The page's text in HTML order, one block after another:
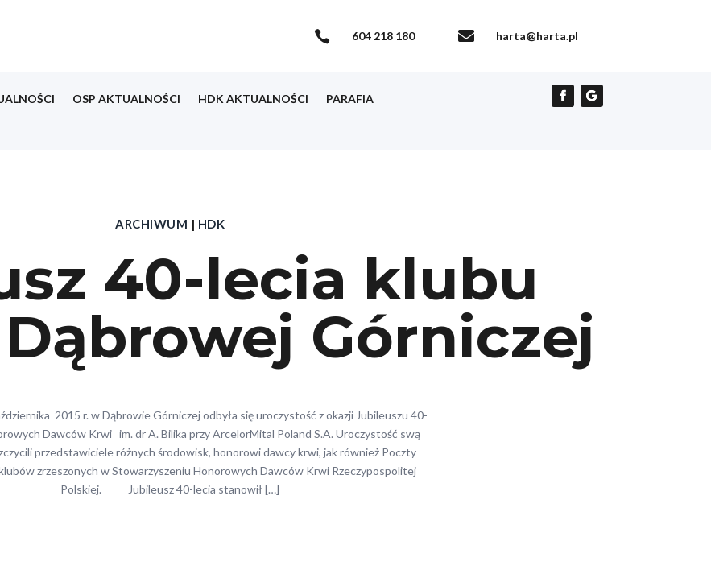
 604 218 180  harta@harta.pl
OSP AKTUALNOŚCI HDK AKTUALNOŚCI
PARAFIA
ARCHIWUM | HDK
40-lecia klubu
Górniczej
2015 r. w Dąbrowie Górniczej odbyła się uroczystość z okazji Jubileuszu 40-
Dawców Krwi im. dr A. Bilika przy ArcelorMital Poland S.A. Uroczystość swą
przedstawiciele różnych środowisk, honorowi dawcy krwi, jak również Poczty
zrzeszonych w Stowarzyszeniu Honorowych Dawców Krwi Rzeczypospolitej
Polskiej. Jubileusz 40-lecia stanowił […]